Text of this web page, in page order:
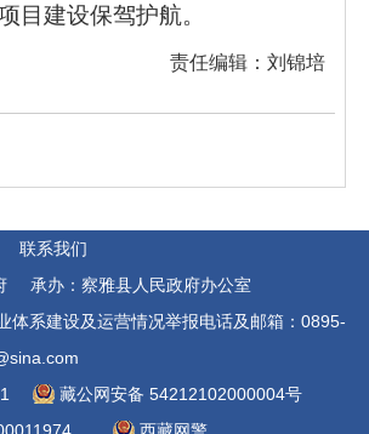
目建设保驾护航。
责任编辑：刘锦培
联系我们
承办：察雅县人民政府办公室
体系建设及运营情况举报电话及邮箱：0895-
藏公网安备 54212102000004号